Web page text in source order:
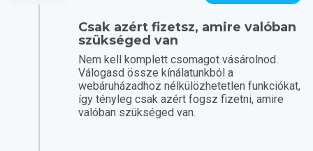
Csak azért fizetsz, amire valóban
szükséged van
Nem kell komplett csomagot vásárolnod.
Válogasd össze kínálatunkból a
webáruházadhoz nélkülözhetetlen funkciókat,
így tényleg csak azért fogsz fizetni, amire
valóban szükséged van.